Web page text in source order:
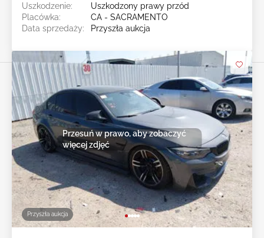
Uszkodzenie:
Uszkodzony prawy przód
Placówka:
CA - SACRAMENTO
Data sprzedaży:
Przyszła aukcja
Przyszła aukcja
Przesuń w prawo, aby zobaczyć
więcej zdjęć